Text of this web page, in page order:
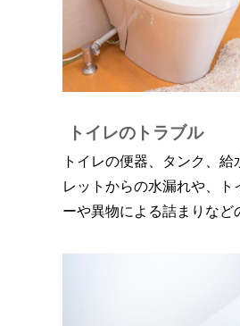
トイレのトラブル
トイレの便器、タンク、給
レットからの水漏れや、ト
ーや異物による詰まりなど